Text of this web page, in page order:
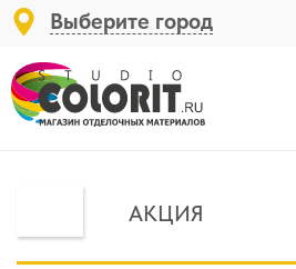
Выберите город
АКЦИЯ